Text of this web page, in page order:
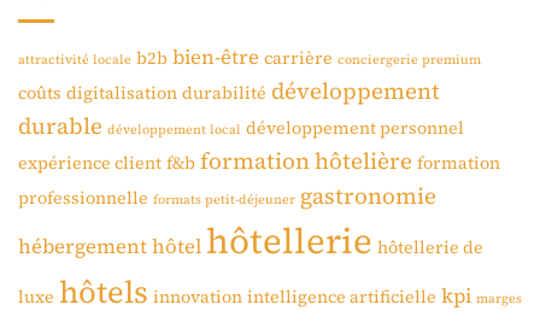
attractivité locale b2b bien-être carrière conciergerie premium
coûts digitalisation durabilité développement
durable développement local développement personnel
expérience client f&b formation hôtelière formation
professionnelle formats petit-déjeuner gastronomie
hébergementhôtel hôtellerie hôtellerie de
luxe hôtels innovation intelligence artificielle kpi marges